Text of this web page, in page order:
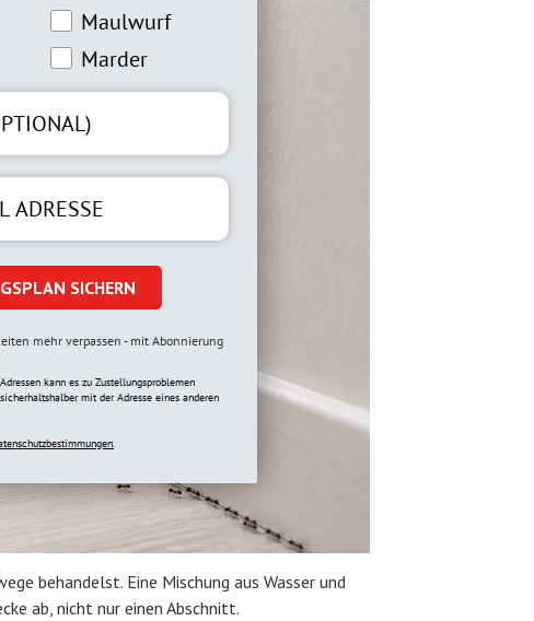
behandelst. Eine Mischung aus Wasser und
ab, nicht nur einen Abschnitt.
Maulwurfinteresse
Maulwurf
Marderinteresse
Marder
SICHERN
mehr verpassen - mit Abonnierung
kann es zu Zustellungsproblemen
mit der Adresse eines anderen